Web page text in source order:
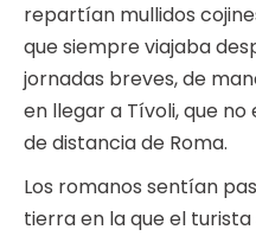
repartían mullidos
que siempre viajaba
jornadas breves, de
en llegar a Tívoli, que
de distancia de Roma.
Los romanos sentían
tierra en la que el